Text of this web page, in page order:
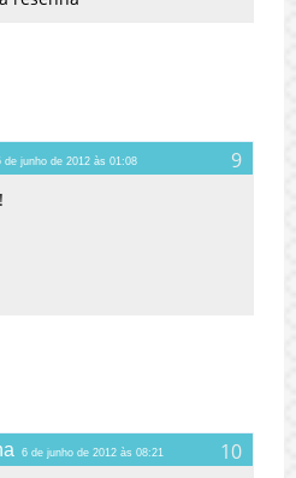
de junho de 2012 às 01:08
6 de junho de 2012 às 08:21